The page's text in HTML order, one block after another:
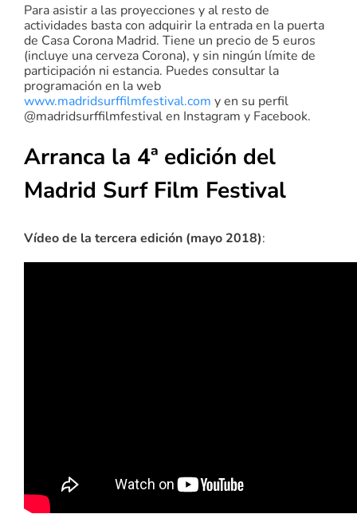
Para asistir a las proyecciones y al resto de
actividades basta con adquirir la entrada en la puerta
de Casa Corona Madrid. Tiene un precio de 5 euros
(incluye una cerveza Corona), y sin ningún límite de
participación ni estancia. Puedes consultar la
programación en la web
www.madridsurffilmfestival.com y en su perfil
@madridsurffilmfestival en Instagram y Facebook.
Arranca la 4ª edición del
Madrid Surf Film Festival
Vídeo de la tercera edición (mayo 2018):